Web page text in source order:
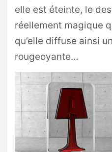
elle est éteinte, le
réellement magique
qu’elle diffuse ainsi
rougeoyante…